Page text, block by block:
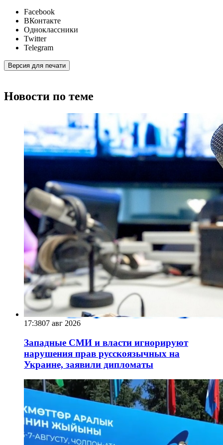
Facebook
ВКонтакте
Одноклассники
Twitter
Telegram
Версия для печати
Новости по теме
17:3807 авг 2026
Западные СМИ и власти игнорируют
нарушения прав русскоязычных на
Украине, заявили дипломаты